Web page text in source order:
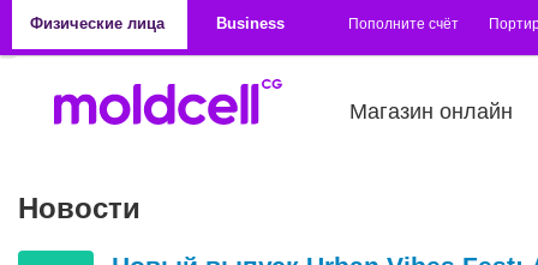
Физические лица
Business Пополните счёт
Магазин онлайн
Новости